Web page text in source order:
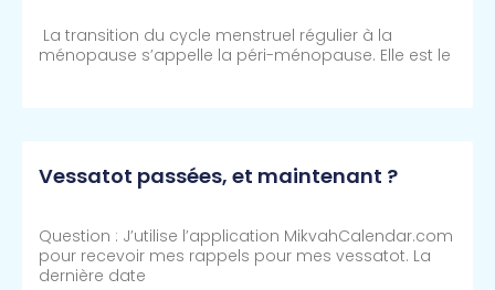
La transition du cycle menstruel régulier à la
ménopause s’appelle la péri-ménopause. Elle est le
Vessatot passées, et maintenant ?
Question : J’utilise l’application MikvahCalendar.com
pour recevoir mes rappels pour mes vessatot. La
dernière date